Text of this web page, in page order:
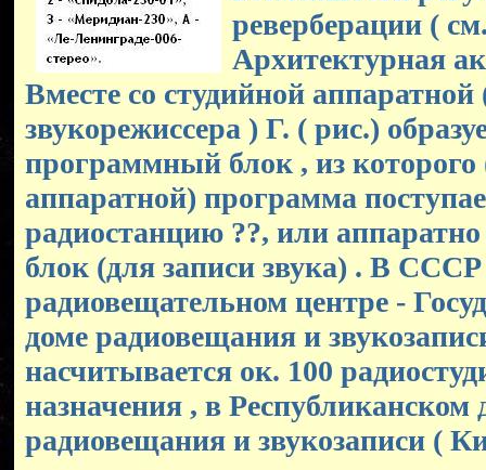
реверберации (
Архитектурная
Вместе со студийной аппаратной
звукорежиссера ) Г. ( рис.)
программный блок , из которого
аппаратной) программа
радиостанцию ??, или
блок (для записи звука) . В
радиовещательном центре -
доме радиовещания и
насчитывается ок. 100
назначения , в Республиканском
радиовещания и звукозаписи (